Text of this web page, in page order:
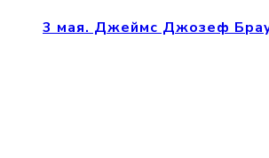
3 мая. Джеймс Джозеф